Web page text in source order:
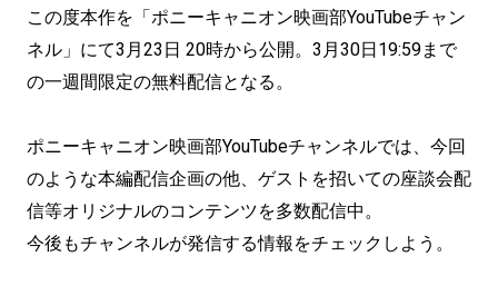
この度本作を「ポニーキャニオン映画部YouTubeチャン
ネル」にて3月23日 20時から公開。3月30日19:59まで
の一週間限定の無料配信となる。
ポニーキャニオン映画部YouTubeチャンネルでは、今回
のような本編配信企画の他、ゲストを招いての座談会配
信等オリジナルのコンテンツを多数配信中。
今後もチャンネルが発信する情報をチェックしよう。